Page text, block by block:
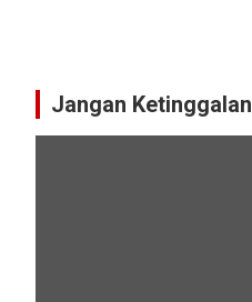
Jangan Ketinggalan